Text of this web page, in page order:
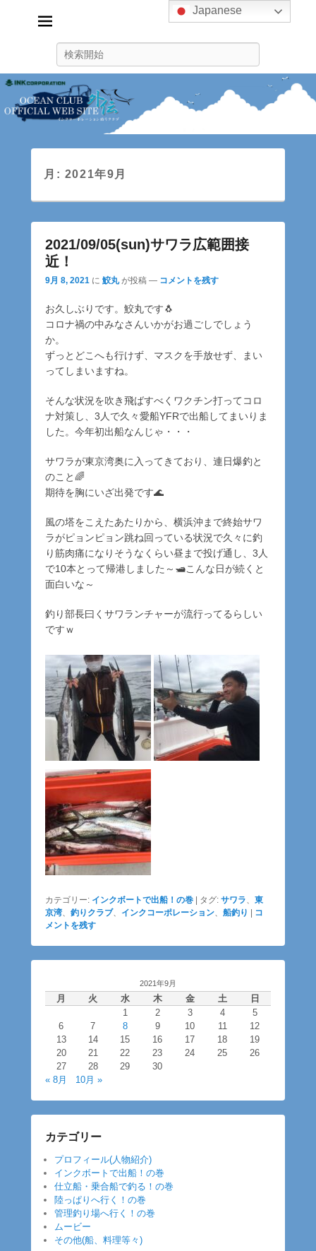
インクコーポレーション釣り
クラブ
月: 2021年9月
2021/09/05(sun)サワラ広範囲接
近！
9月 8, 2021 に 鮫丸 が投稿 — コメントを残す
お久しぶりです。鮫丸です🐧
コロナ禍の中みなさんいかがお過ごしでしょう
か。
ずっとどこへも行けず、マスクを手放せず、まい
ってしまいますね。
そんな状況を吹き飛ばすべくワクチン打ってコロ
ナ対策し、3人で久々愛船YFRで出船してまいりま
した。今年初出船なんじゃ・・・
サワラが東京湾奥に入ってきており、連日爆釣と
のこと🌈
期待を胸にいざ出発です🌊
風の塔をこえたあたりから、横浜沖まで終始サワ
ラがピョンピョン跳ね回っている状況で久々に釣
り筋肉痛になりそうなくらい昼まで投げ通し、3人
で10本とって帰港しました～🛥こんな日が続くと
面白いな～
釣り部長曰くサワランチャーが流行ってるらしい
ですｗ
カテゴリー: インクボートで出船！の巻 | タグ: サワラ
東
京湾
釣りクラブ、 インクコーポレーション 船釣り | コ
メントを残す
2021年9月
月 火 水 木 金 土
日
1
2 3 4
5
6
7 8 9 10 11
12
13
14 15 16 17 18
19
20
21 22 23 24 25
26
27
28 29
30
« 8月
10月 »
カテゴリー
プロフィール(人物紹介)
インクボートで出船！の巻
仕立船・乗合船で釣る！の巻
陸っぱりへ行く！の巻
管理釣り場へ行く！の巻
ムービー
その他(船、料理等々)
Japanese